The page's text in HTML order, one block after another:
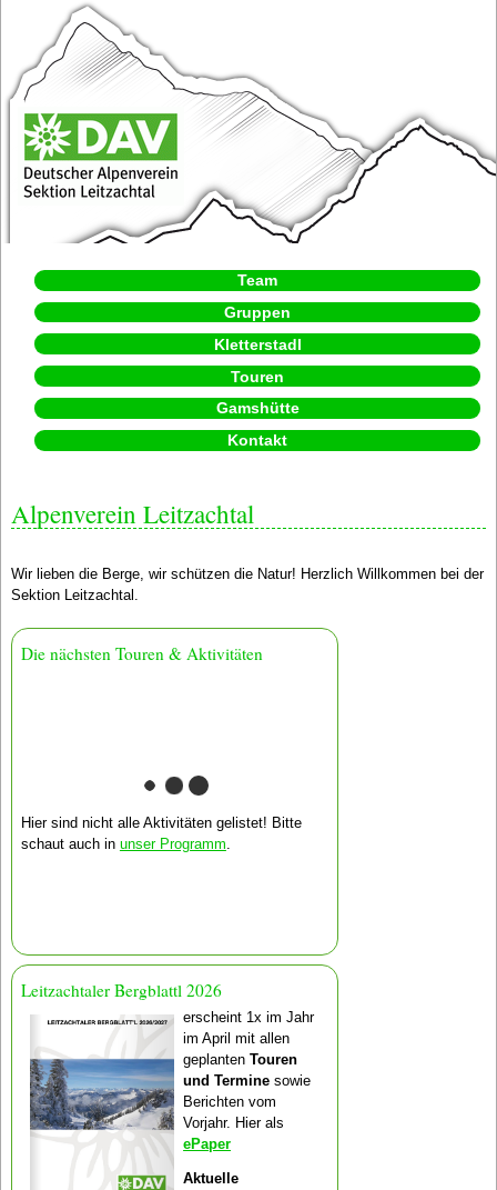
Team
Gruppen
Kletterstadl
Touren
Gamshütte
Kontakt
Alpenverein Leitzachtal
Wir lieben die Berge, wir schützen die Natur! Herzlich Willkommen bei der
Sektion Leitzachtal.
Die nächsten Touren & Aktivitäten
Hier sind nicht alle Aktivitäten gelistet! Bitte
schaut auch in unser Programm.
Leitzachtaler Bergblattl 2026
erscheint 1x im Jahr
im April mit allen
geplantenTouren
und Termine sowie
Berichten vom
Vorjahr. Hier als
ePaper
Aktuelle